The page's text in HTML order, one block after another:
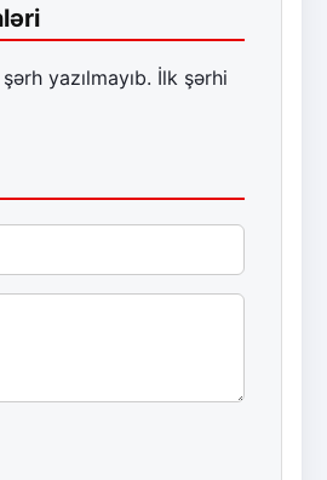
yazılmayıb. İlk şərhi